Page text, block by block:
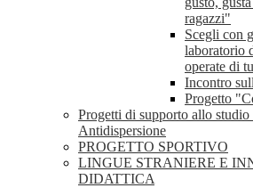
ragazzi"
Scegli con
laboratorio
operate di
Incontro
Progetto
Progetti di supporto allo
Antidispersione
PROGETTO SPORTIVO
LINGUE STRANIERE E
DIDATTICA